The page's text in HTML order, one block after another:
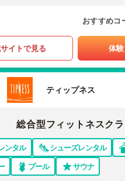
おすすめコ
イトで見る 体
ティップネス
総合型フィットネスク
ンタル シューズレンタル
プール サウナ